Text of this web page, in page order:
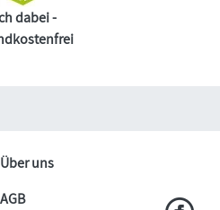
dabei -
Über uns
AGB